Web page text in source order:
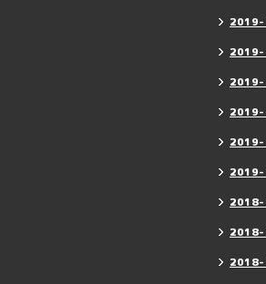
2019-
2019-
2019-
2019-
2019-
2019-
2018-
2018-
2018-